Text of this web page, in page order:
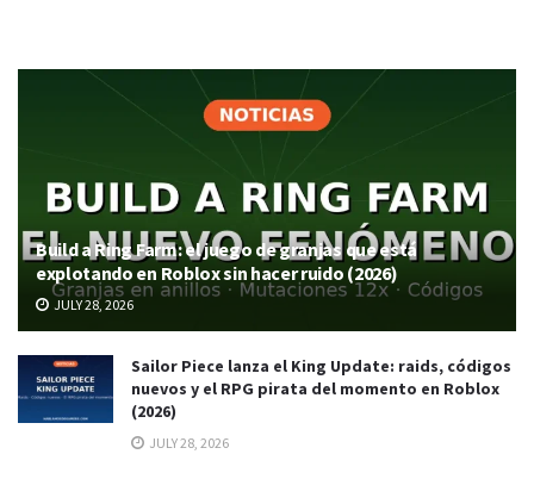
Build a Ring Farm: el juego de granjas que está
explotando en Roblox sin hacer ruido (2026)
JULY 28, 2026
Sailor Piece lanza el King Update: raids, códigos
nuevos y el RPG pirata del momento en Roblox
(2026)
JULY 28, 2026